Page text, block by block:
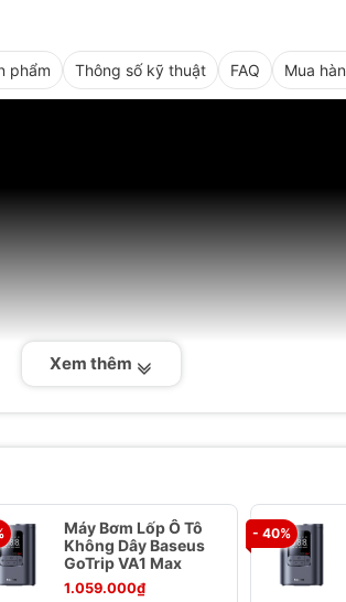
phẩm Thông số kỹ thuật FAQ Mua
Xem thêm
Máy Bơm Lốp Ô Tô
Không Dây Baseus
GoTrip VA1 Max
1.059.000₫
- 40%